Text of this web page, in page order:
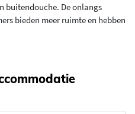
buitendouche. De onlangs
bieden meer ruimte en hebben